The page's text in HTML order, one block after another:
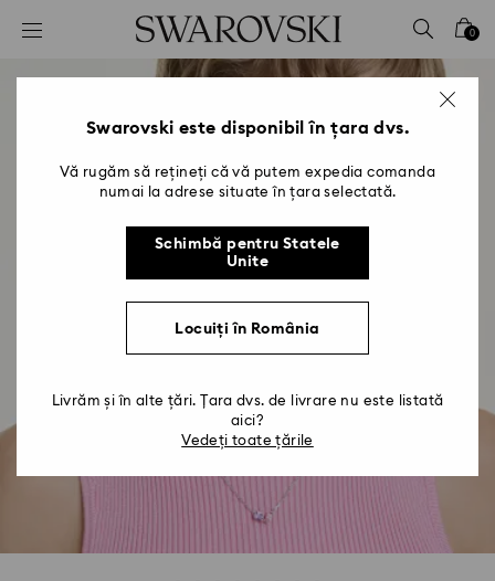
Accesskeys list
2 - Subsol
0
Swarovski este disponibil în țara dvs.
Vă rugăm să rețineți că vă putem expedia comanda
numai la adrese situate în țara selectată.
Schimbă pentru Statele
Unite
Locuiți în România
Livrăm și în alte țări. Țara dvs. de livrare nu este listată
aici?
Vedeți toate țările